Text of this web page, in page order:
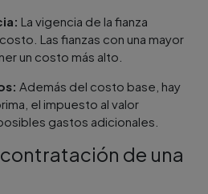
La vigencia de la fianza
Las fianzas con una mayor
un costo más alto.
Además del costo base, hay
el impuesto al valor
gastos adicionales.
de una